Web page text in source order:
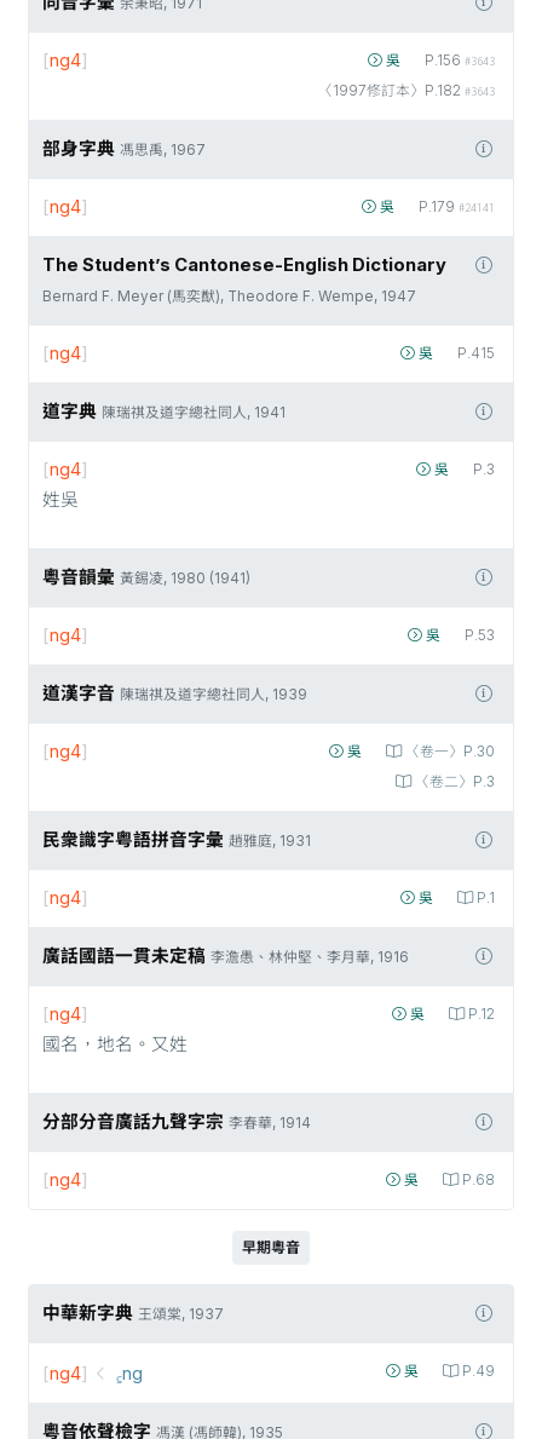
余秉昭, 1971
吳 P.156 #3643
〈1997修訂本〉P.182 #3643
[ng4]
部身字典 馮思禹, 1967
吳 P.179 #24141
[ng4]
The Student’s Cantonese-English Dictionary
Bernard F. Meyer (馬奕猷), Theodore F. Wempe, 1947
吳 P.415
[ng4]
道字典 陳瑞祺及道字總社同人, 1941
吳 P.3
[ng4]
姓吳
粵音韻彙 黃錫凌, 1980 (1941)
吳 P.53
[ng4]
道漢字音 陳瑞祺及道字總社同人, 1939
吳
〈卷一〉P.30
〈卷二〉P.3
[ng4]
民衆識字粤語拼音字彙 趙雅庭, 1931
吳 P.1
[ng4]
廣話國語一貫未定稿 李澹愚、林仲堅、李月華, 1916
吳 P.12
[ng4]
國名，地名。又姓
分部分音廣話九聲字宗 李春華, 1914
吳 P.68
[ng4]
早期粵音
中華新字典 王頌棠, 1937
吳 P.49
[ng4] ꜁ng
粵音依聲檢字 馮漢 (馮師韓), 1935